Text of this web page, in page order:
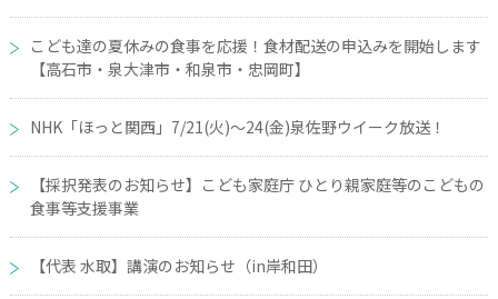
こども達の夏休みの食事を応援！食材配送の申込みを開始します
【高石市・泉大津市・和泉市・忠岡町】
NHK「ほっと関西」7/21(火)～24(金)泉佐野ウイーク放送！
【採択発表のお知らせ】こども家庭庁 ひとり親家庭等のこどもの
食事等支援事業
【代表 水取】講演のお知らせ（in岸和田）